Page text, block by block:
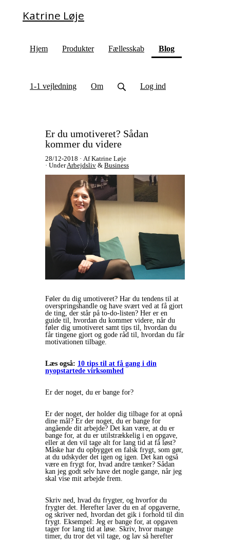
Katrine Løje
Hjem Produkter Fællesskab Blog(current)
1-1 vejledning Om Log ind
Er du umotiveret? Sådan
kommer du videre
28/12-2018
Af Katrine Løje
UnderArbejdsliv & Business
Føler du dig umotiveret? Har du tendens til at
overspringshandle og have svært ved at få gjort
de ting, der står på to-do-listen? Her er en
guide til, hvordan du kommer videre, når du
føler dig umotiveret samt tips til, hvordan du
får tingene gjort og gode råd til, hvordan du får
motivationen tilbage.
Læs også: 10 tips til at få gang i din
nyopstartede virksomhed
Er der noget, du er bange for?
Er der noget, der holder dig tilbage for at opnå
dine mål? Er der noget, du er bange for
angående dit arbejde? Det kan være, at du er
bange for, at du er utilstrækkelig i en opgave,
eller at den vil tage alt for lang tid at få løst?
Måske har du opbygget en falsk frygt, som gør,
at du udskyder det igen og igen. Det kan også
være en frygt for, hvad andre tænker? Sådan
kan jeg godt selv have det nogle gange, når jeg
skal vise mit arbejde frem.
Skriv ned, hvad du frygter, og hvorfor du
frygter det. Herefter laver du en af opgaverne,
og skriver ned, hvordan det gik i forhold til din
frygt. Eksempel: Jeg er bange for, at opgaven
tager for lang tid at løse. Skriv, hvor mange
timer, du tror det vil tage, og lav så herefter